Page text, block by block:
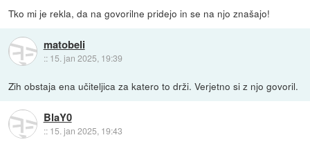
Tko mi je rekla, da na govorilne pridejo in se na njo znašajo!
matobeli
:: 15. jan 2025, 19:39
Zih obstaja ena učiteljica za katero to drži. Verjetno si z njo govoril.
BlaY0
:: 15. jan 2025, 19:43